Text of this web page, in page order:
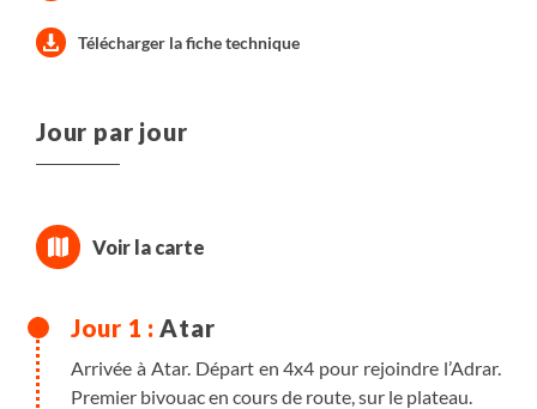
Télécharger la fiche technique
Jour par jour
Atar
Arrivée à Atar. Départ en 4x4 pour rejoindre l’Adrar.
Premier bivouac en cours de route, sur le plateau.